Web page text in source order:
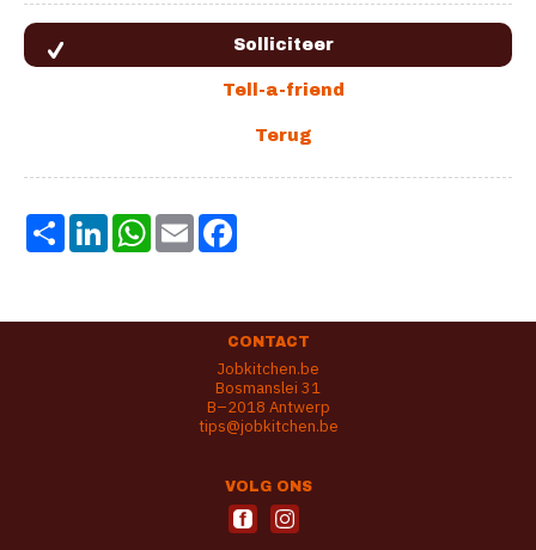
Share LinkedInWhatsApp
Email
CONTACT
Jobkitchen.be
Bosmanslei 31
B–2018 Antwerp
tips@jobkitchen.be
VOLG ONS